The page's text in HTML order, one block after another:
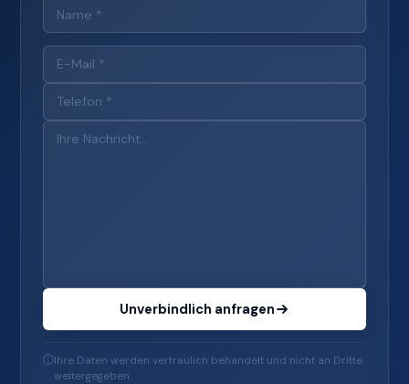
Unverbindlich anfragen
Ihre Daten werden vertraulich behandelt und nicht an Dritte
weitergegeben.